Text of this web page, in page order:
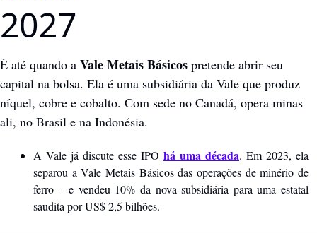
2027
É até quando a Vale Metais Básicos pretende abrir seu
capital na bolsa. Ela é uma subsidiária da Vale que produz
níquel, cobre e cobalto. Com sede no Canadá, opera minas
ali, no Brasil e na Indonésia.
A Vale já discute esse IPO há uma década. Em 2023, ela
separou a Vale Metais Básicos das operações de minério de
ferro – e vendeu 10% da nova subsidiária para uma estatal
saudita por US$ 2,5 bilhões.